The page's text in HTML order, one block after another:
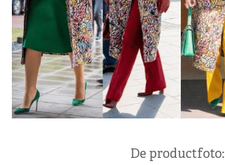
De productfoto: